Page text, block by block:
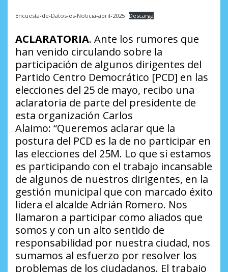
Encuesta-de-Datos-es-Noticia-abril-2025 Descarga
ACLARATORIA. Ante los rumores que
han venido circulando sobre la
participación de algunos dirigentes del
Partido Centro Democrático [PCD] en las
elecciones del 25 de mayo, recibo una
aclaratoria de parte del presidente de
esta organización Carlos
Alaimo: “Queremos aclarar que la
postura del PCD es la de no participar en
las elecciones del 25M. Lo que sí estamos
es participando con el trabajo incansable
de algunos de nuestros dirigentes, en la
gestión municipal que con marcado éxito
lidera el alcalde Adrián Romero. Nos
llamaron a participar como aliados que
somos y con un alto sentido de
responsabilidad por nuestra ciudad, nos
sumamos al esfuerzo por resolver los
problemas de los ciudadanos. El trabajo